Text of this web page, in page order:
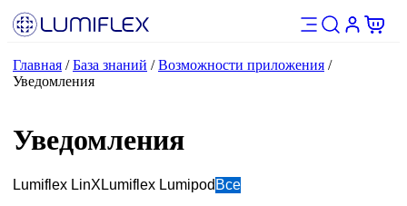
Главная /База знаний /Возможности приложения /
Уведомления
Уведомления
Lumiflex LinX Lumiflex Lumipod Все